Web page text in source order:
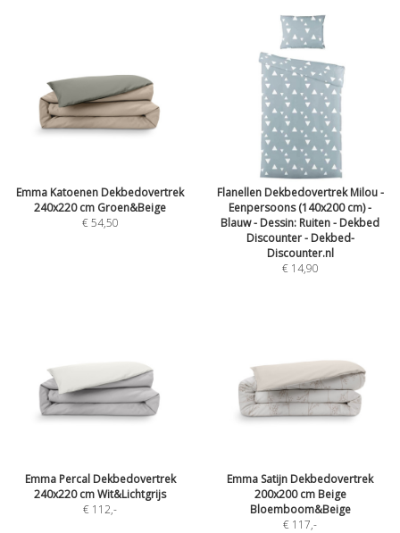
Emma Katoenen Dekbedovertrek
240x220 cm Groen&Beige
€ 54,50
Flanellen Dekbedovertrek Milou -
Eenpersoons (140x200 cm) -
Blauw - Dessin: Ruiten - Dekbed
Discounter - Dekbed-
Discounter.nl
€ 14,90
Emma Percal Dekbedovertrek
240x220 cm Wit&Lichtgrijs
€ 112,-
Emma Satijn Dekbedovertrek
200x200 cm Beige
Bloemboom&Beige
€ 117,-